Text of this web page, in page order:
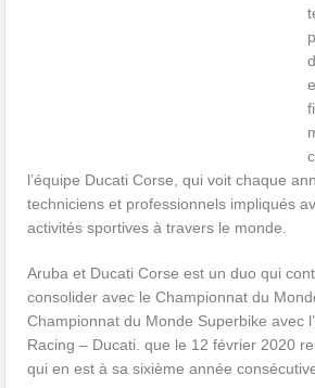
l’équipe Ducati Corse, qui voit chaque
techniciens et professionnels impliqués
activités sportives à travers le monde.
Aruba et Ducati Corse est un duo qui
consolider avec le Championnat du
Championnat du Monde Superbike avec
Racing – Ducati. que le 12 février 2020
qui en est à sa sixième année